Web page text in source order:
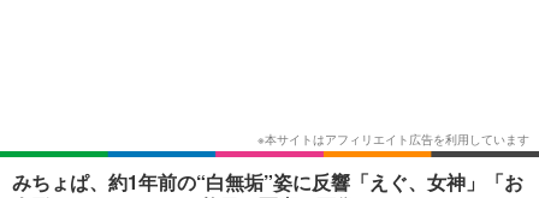
ショッピング その他
みちょぱ、約1年前の“白無垢”姿に反響「えぐ、女神」「お